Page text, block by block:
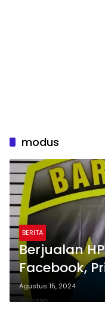
modus
BERITA
Berjualan
Facebook,
Pembeli
Agustus 15, 2024